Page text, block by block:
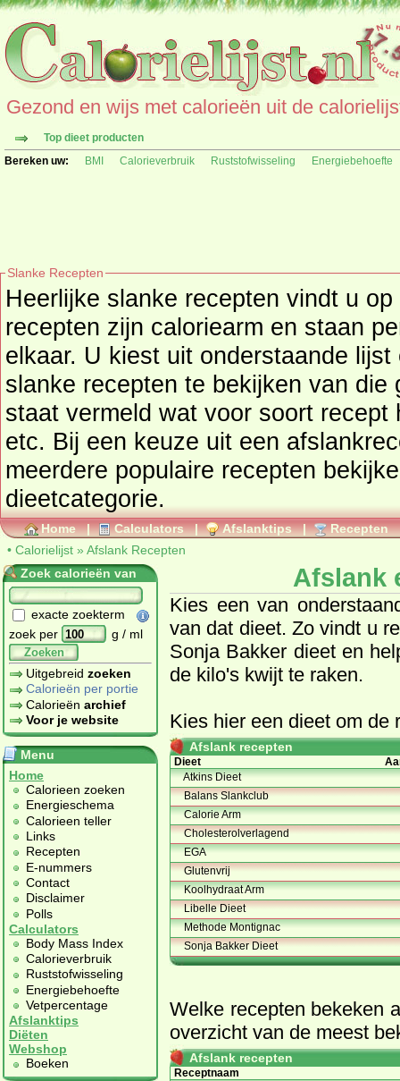
Gezond en wijs met calorieën uit de
Top dieet producten
Bereken uw:
BMI Calorieverbruik Ruststofwisseling Energiebehoefte
Slanke Recepten
Heerlijke slanke recepten vindt u
recepten zijn caloriearm en staan per dieet groep gesorteerd bij
elkaar. U kiest uit onderstaande
slanke recepten te bekijken van die groep. Achter elk recept
staat vermeld wat voor soort recept het is,
etc. Bij een keuze uit een
meerdere populaire recepten bekijken van de
dieetcategorie.
Home | Calculators | Afslanktips | Recepten
• Calorielijst » Afslank Recepten
Zoek calorieën van
exacte zoekterm
zoek per
g / ml
Zoeken
Uitgebreid zoeken
Calorieën per portie
Calorieën archief
Voor je website
Menu
Home
Calorieen zoeken
Energieschema
Calorieen teller
Links
Recepten
E-nummers
Contact
Disclaimer
Polls
Calculators
Body Mass Index
Calorieverbruik
Ruststofwisseling
Energiebehoefte
Vetpercentage
Afslanktips
Diëten
Webshop
Boeken
Afslank
Kies een van
van dat dieet. Zo vindt u
Sonja Bakker dieeten
de kilo's kwijt te raken.
Kies hier een dieet om de
Afslank recepten
Dieet
Atkins Dieet
Balans Slankclub
Calorie Arm
Cholesterolverlagend
EGA
Glutenvrij
Koolhydraat Arm
Libelle Dieet
Methode Montignac
Sonja Bakker Dieet
Welke recepten bekeken
overzicht van de meest
Afslank recepten
Receptnaam